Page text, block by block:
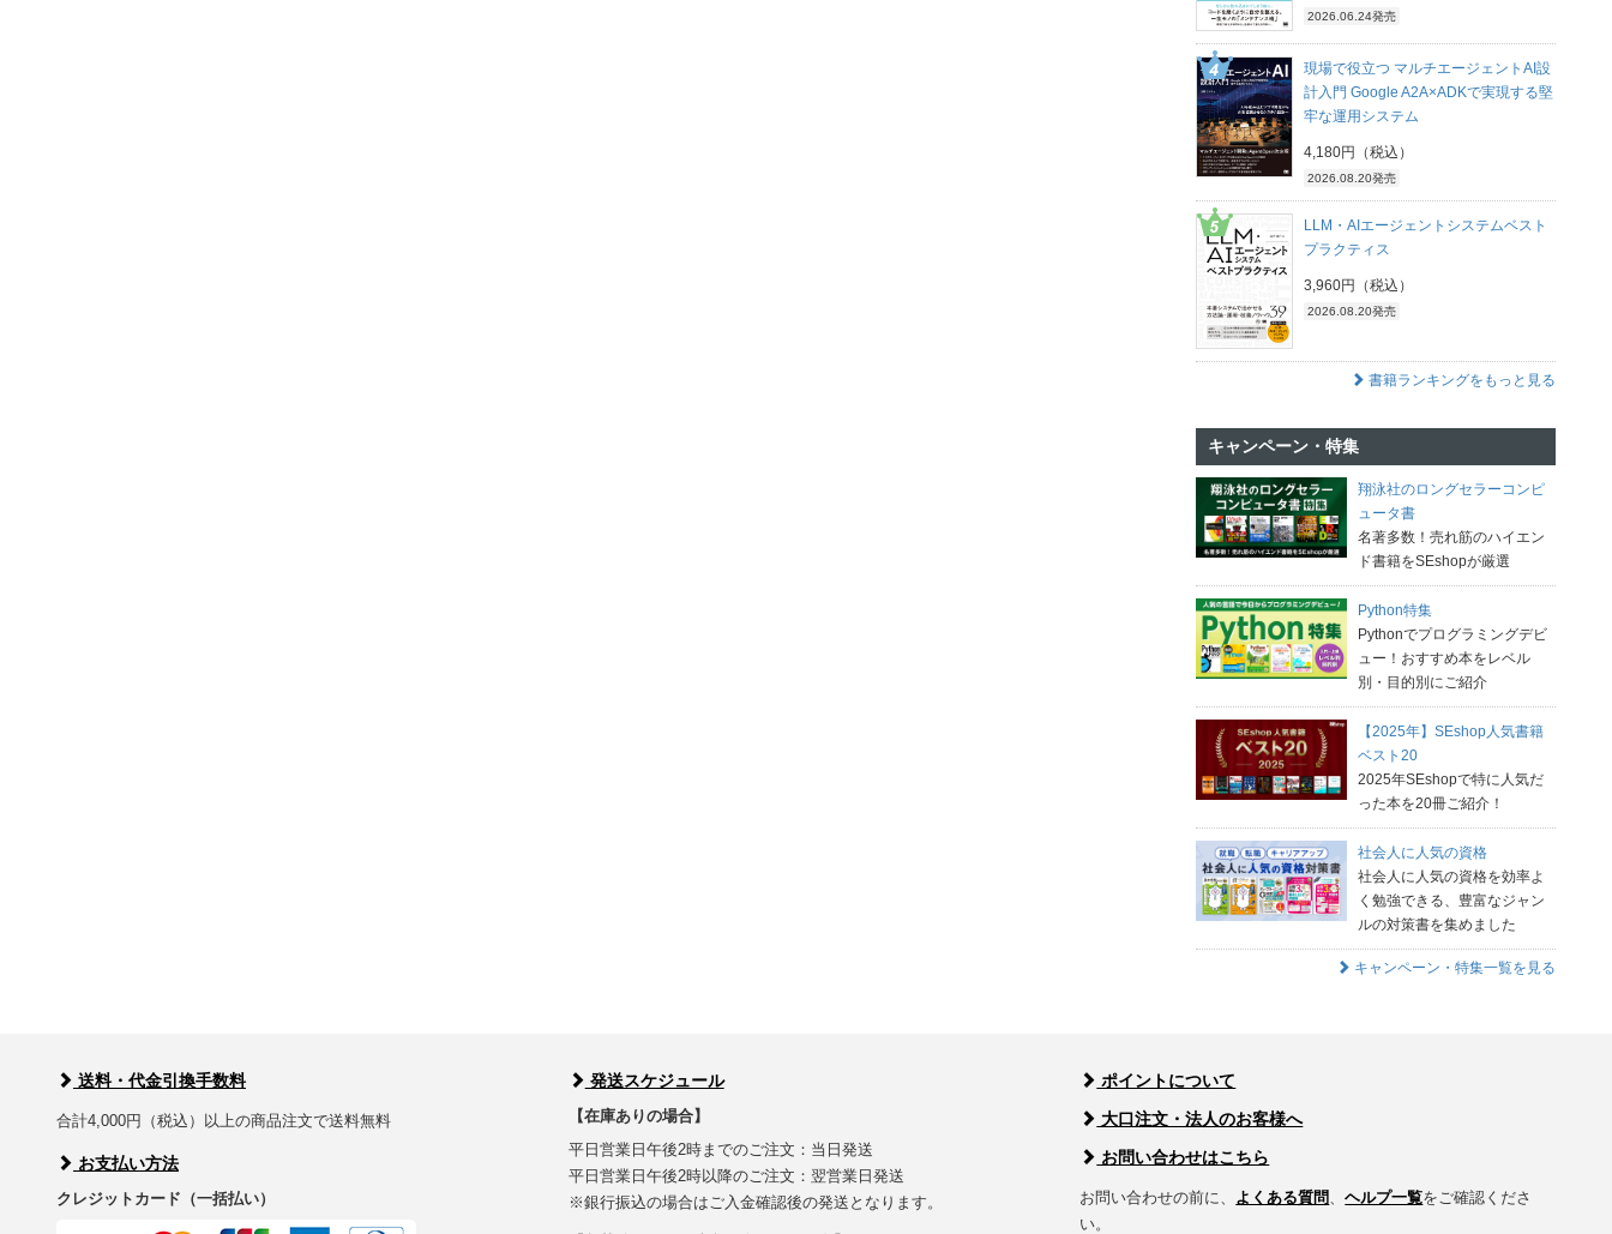
2026.06.24発売
現場で役立つ マルチエージェントAI設
計入門 Google A2A×ADKで実現する堅
牢な運用システム
4,180円（税込）
2026.08.20発売
LLM・AIエージェントシステムベスト
プラクティス
3,960円（税込）
2026.08.20発売
書籍ランキングをもっと見る
キャンペーン・特集
翔泳社のロングセラーコンピ
ュータ書
名著多数！売れ筋のハイエン
ド書籍をSEshopが厳選
Python特集
Pythonでプログラミングデビ
ュー！おすすめ本をレベル
別・目的別にご紹介
【2025年】SEshop人気書籍
ベスト20
2025年SEshopで特に人気だ
った本を20冊ご紹介！
社会人に人気の資格
社会人に人気の資格を効率よ
く勉強できる、豊富なジャン
ルの対策書を集めました
キャンペーン・特集一覧を見る
送料・代金引換手数料
合計4,000円（税込）以上の商品注文で送料無料
お支払い方法
クレジットカード（一括払い）
発送スケジュール
【在庫ありの場合】
平日営業日午後2時までのご注文：当日発送
平日営業日午後2時以降のご注文：翌営業日発送
※銀行振込の場合はご入金確認後の発送となります。
ポイントについて
大口注文・法人のお客様へ
お問い合わせはこちら
お問い合わせの前に、 よくある質問、ヘルプ一覧をご確認くださ
い。